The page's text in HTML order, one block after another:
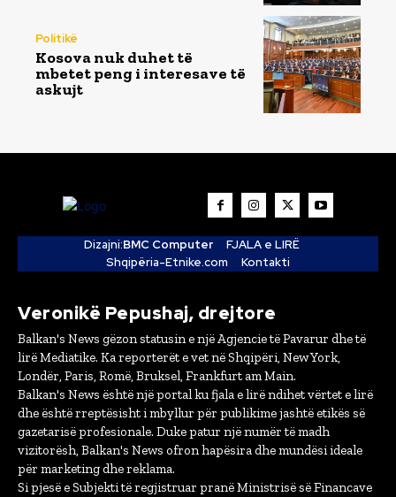
Politikë
Kosova nuk duhet të
mbetet peng i interesave të
askujt
Dizajni:BMC Computer
FJALA e LIRË
Shqipëria-Etnike.com
Kontakti
Veronikë Pepushaj, drejtore
Balkan's News gëzon statusin e një Agjencie të Pavarur dhe të
lirë Mediatike. Ka reporterët e vet në Shqipëri, New York,
Londër, Paris, Romë, Bruksel, Frankfurt am Main.
Balkan's News është një portal ku fjala e lirë ndihet vërtet e lirë
dhe është rreptësisht i mbyllur për publikime jashtë etikës së
gazetarisë profesionale. Duke patur një numër të madh
vizitorësh, Balkan's News ofron hapësira dhe mundësi ideale
për marketing dhe reklama.
Si pjesë e Subjekti të regjistruar pranë Ministrisë së Financave